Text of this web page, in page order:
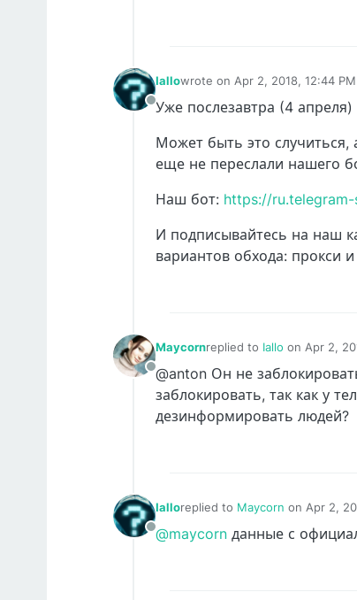
Offline
Iallowrote on Apr 2, 2018, 12:44 PM
last edited by
Уже послезавтра (4
Может быть это
еще не переслали нашего
Наш бот: https://
И подписывайтесь на наш
вариантов обхода: прокси
Offline
Maycornreplied to Iallo on Apr 2,
last edited by MaycornApr
@anton Он не
заблокировать, так как у
дезинформировать людей?
Offline
Ialloreplied to Maycorn on Apr 2,
last edited by
@maycorn данные с